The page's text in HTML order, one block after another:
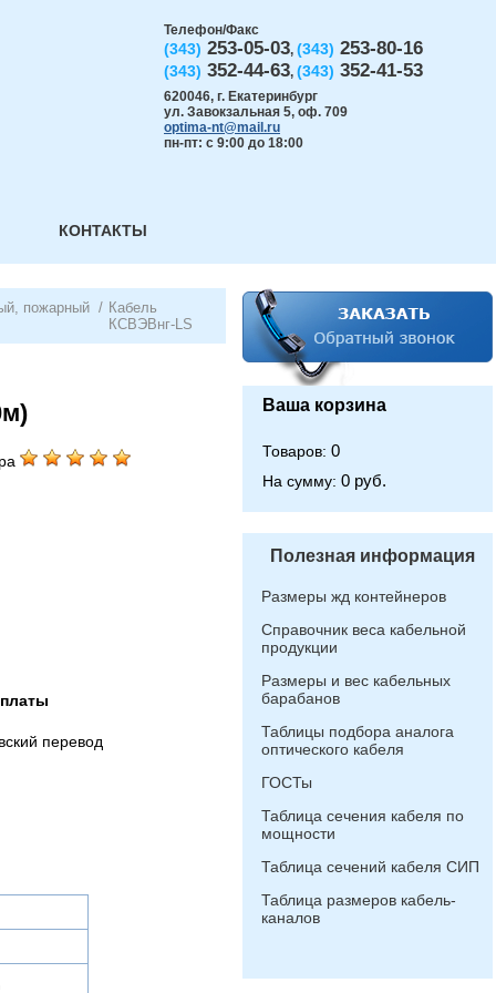
Телефон/Факс
(343) 253-05-03, (343) 253-80-16
(343) 352-44-63, (343) 352-41-53
620046, г. Екатеринбург
ул. Завокзальная 5, оф. 709
optima-nt@mail.ru
пн-пт: с 9:00 до 18:00
КОНТАКТЫ
пожарный / Кабель
КСВЭВнг-LS
перевод
Ваша корзина
Товаров: 0
На сумму: 0 руб.
Полезная информация
Размеры жд контейнеров
Справочник веса кабельной
продукции
Размеры и вес кабельных
барабанов
Таблицы подбора аналога
оптического кабеля
ГОСТы
Таблица сечения кабеля по
мощности
Таблица сечений кабеля СИП
Таблица размеров кабель-
каналов